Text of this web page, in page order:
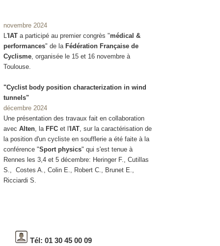
novembre 2024
L'IATa participé au premier congrès "médical &
performances" de la Fédération Française de
Cyclisme, organisée le 15 et 16 novembre à
Toulouse.
"Cyclist body position characterization in wind
tunnels"
décembre 2024
Une présentation des travaux fait en collaboration
avec Alten, la FFCet l'IAT, sur la caractérisation de
la position d'un cycliste en soufflerie a été faite à la
conférence "Sport physics" qui s'est tenue à
Rennes les 3,4 et 5 décembre: Heringer F., Cutillas
S., Costes A., Colin E., Robert C., Brunet E.,
Ricciardi S.
Tél: 01 30 45 00 09